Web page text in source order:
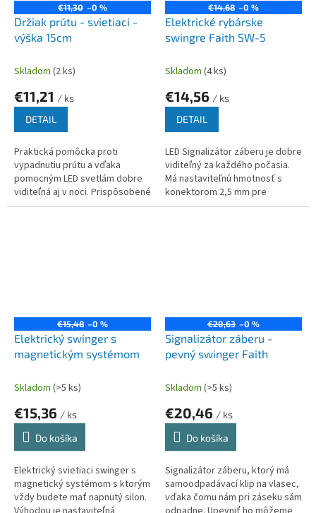
€11,30 –0 %
Držiak prútu - svietiaci -
výška 15cm
Skladom (2 ks)
€11,21 / ks
DETAIL
Praktická pomôcka proti
vypadnutiu prútu a vďaka
pomocným LED svetlám dobre
viditeľná aj v noci. Prispôsobené
na štandardné alarmy vybavené
€14,68 –0 %
Elektrické rybárske
swingre Faith SW-5
Skladom (4 ks)
€14,56 / ks
DETAIL
LED Signalizátor záberu je dobre
viditeľný za každého počasia.
Má nastaviteľnú hmotnosť s
konektorom 2,5 mm pre
pripojenie k signalizátorom
€15,48 –0 %
Elektrický swinger s
magnetickým systémom
Skladom (>5 ks)
€15,36 / ks
Do košíka
Elektrický svietiaci swinger s
magnetický systémom s ktorým
vždy budete mať napnutý silon.
€20,63 –0 %
Signalizátor záberu -
pevný swinger Faith
Skladom (>5 ks)
€20,46 / ks
Do košíka
Signalizátor záberu, ktorý má
samoodpadávací klip na vlasec,
vďaka čomu nám pri záseku sám